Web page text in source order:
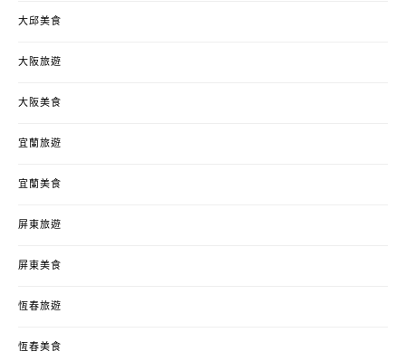
大邱美食
大阪旅遊
大阪美食
宜蘭旅遊
宜蘭美食
屏東旅遊
屏東美食
恆春旅遊
恆春美食